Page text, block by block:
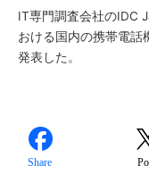
IT専門調査会社のIDC
おける国内の携帯電話
発表した。
Share